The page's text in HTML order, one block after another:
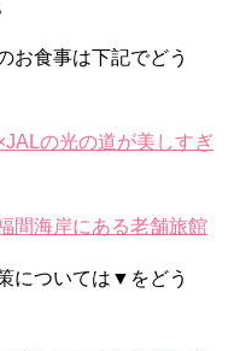
お食事は下記でどう
の光の道が美しすぎ
間海岸にある老舗旅館
については▼をどう